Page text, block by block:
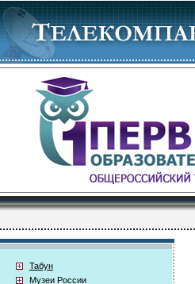
Табун
Музеи России